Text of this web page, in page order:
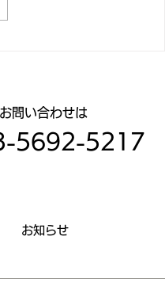
ください
問い合わせは
5692-5217
お知らせ